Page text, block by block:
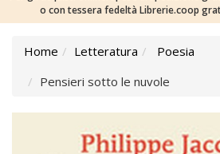
o con tessera fedeltà Librerie.coop
Home Letteratura
Poesia
Pensieri sotto le nuvole